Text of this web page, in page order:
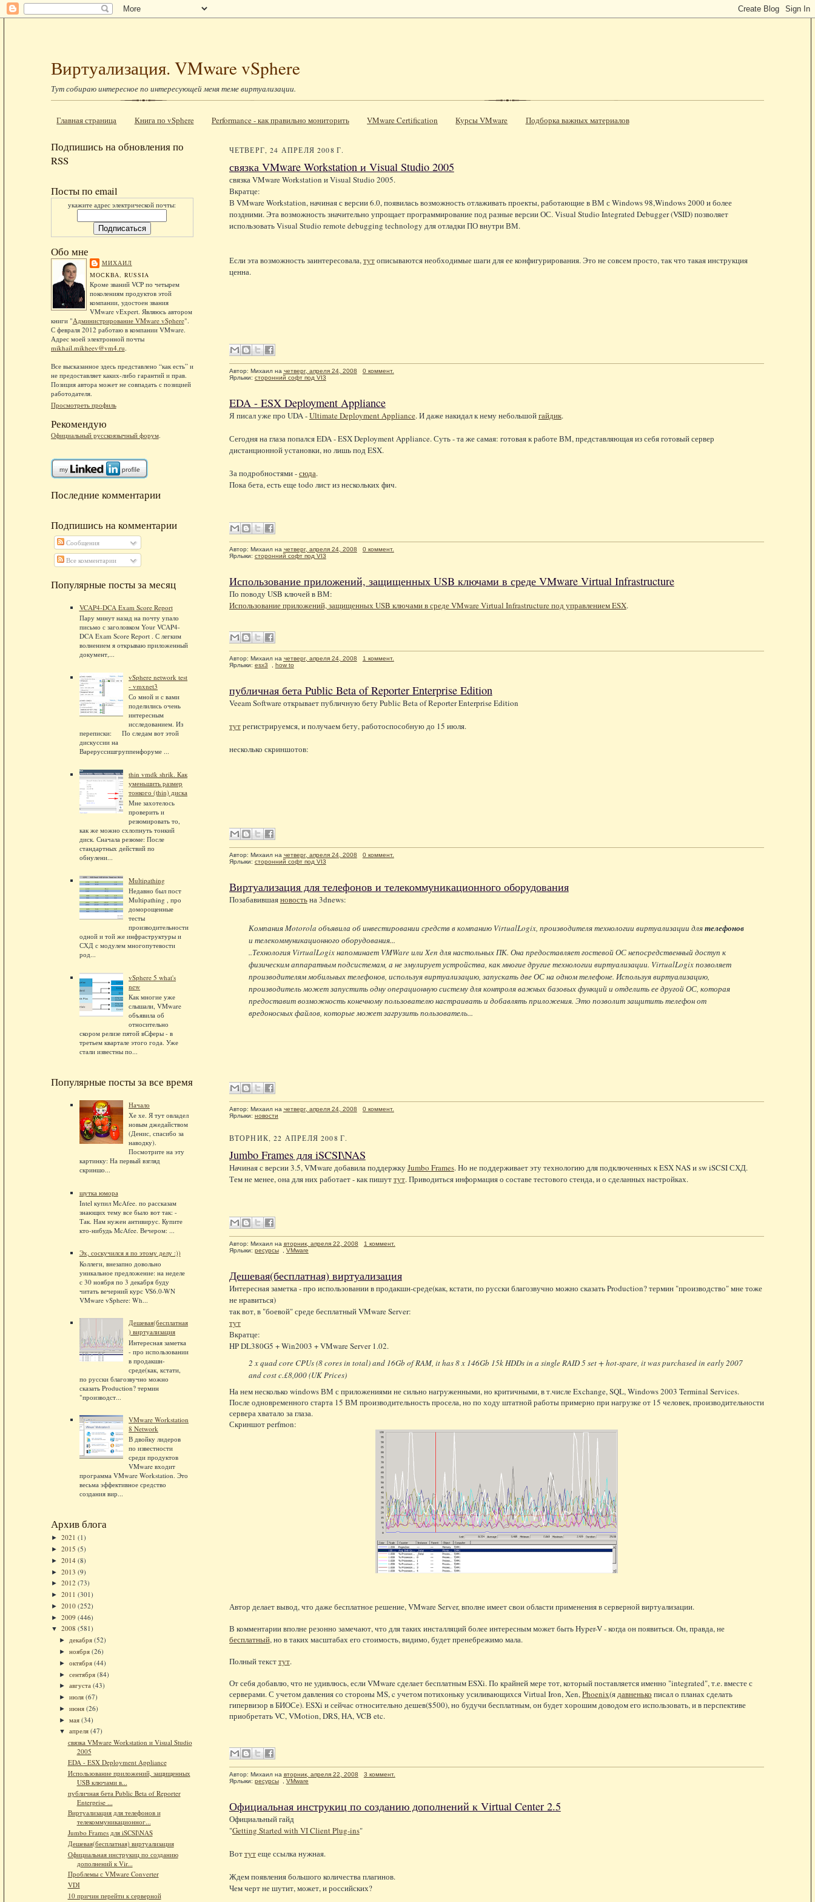
Виртуализация. VMware vSphere
Тут собираю интересное по интересующей меня теме виртуализации.
Главная страница Книга по vSphere Performance - как правильно мониторить VMware Certification Курсы VMware Подборка важных материалов
Подпишись на обновления по
RSS
Посты по email
укажите адрес электрической почты:
Обо мне
МИХАИЛ
МОСКВА, RUSSIA
Кроме званий VCP по четырем
поколениям продуктов этой
компании, удостоен звания
VMware vExpert. Являюсь автором
книги "Администрирование VMware vSphere".
С февраля 2012 работаю в компании VMware.
Адрес моей электронной почты
mikhail.mikheev@vm4.ru.
Все высказанное здесь представлено “как есть” и
не предоставляет каких-либо гарантий и прав.
Позиция автора может не совпадать с позицией
работодателя.
Просмотреть профиль
Рекомендую
Официальный русскоязычный форум.
Последние комментарии
Подпишись на комментарии
Сообщения
Все комментарии
Популярные посты за месяц
VCAP4-DCA Exam Score Report
Пару минут назад на почту упало
письмо с заголовком Your VCAP4-
DCA Exam Score Report . С легким
волнением я открываю приложенный
документ,...
vSphere network test
- vmxnet3
Со мной и с вами
поделились очень
интересным
исследованием. Из
переписки: По следам вот этой
дискуссии на
Вареруссишгруппенфоруме ...
thin vmdk shrik. Как
уменьшить размер
тонкого (thin) диска
Мне захотелось
проверить и
резюмировать то,
как же можно схлопнуть тонкий
диск. Сначала резюме: После
стандартных действий по
обнулени...
Multipathing
Недавно был пост
Multipathing , про
доморощенные
тесты
производительности
одной и той же инфраструктуры и
СХД с модулем многопутевости
род...
vSphere 5 what's
new
Как многие уже
слышали, VMware
объявила об
относительно
скором релизе пятой вСферы - в
третьем квартале этого года. Уже
стали известны по...
Популярные посты за все время
Начало
Хе хе. Я тут овладел
новым джедайством
(Денис, спасибо за
наводку).
Посмотрите на эту
картинку: На первый взгляд
скриншо...
шутка юмора
Intel купил McAfee. по рассказам
знающих тему все было вот так: -
Так. Нам нужен антивирус. Купите
кто-нибудь McAfee. Вечером: ...
Эх, соскучился я по этому делу :))
Коллеги, внезапно довольно
уникальное предложение: на неделе
с 30 ноября по 3 декабря буду
читать вечерний курс VS6.0-WN
VMware vSphere: Wh...
Дешевая(бесплатная
) виртуализация
Интересная заметка
- про использовании
в продакшн-
среде(как, кстати,
по русски благозвучно можно
сказать Production? термин
"производст...
VMware Workstation
8 Network
В двойку лидеров
по известности
среди продуктов
VMware входит
программа VMware Workstation. Это
весьма эффективное средство
создания вир...
Архив блога
► 2021 (1)
► 2015 (5)
► 2014 (8)
► 2013 (9)
► 2012 (73)
► 2011 (301)
► 2010 (252)
► 2009 (446)
▼ 2008 (581)
► декабря (52)
► ноября (26)
► октября (44)
► сентября (84)
► августа (43)
► июля (67)
► июня (26)
► мая (34)
▼ апреля (47)
связка VMware Workstation и Visual Studio
2005
EDA - ESX Deployment Appliance
Использование приложений, защищенных
USB ключами в...
публичная бета Public Beta of Reporter
Enterprise ...
Виртуализация для телефонов и
телекоммуникационног...
Jumbo Frames для iSCSI\NAS
Дешевая(бесплатная) виртуализация
Официальная инструкиц по созданию
дополнений к Vir...
Проблемы с VMware Converter
VDI
10 причин перейти к серверной
ЧЕТВЕРГ, 24 АПРЕЛЯ 2008 Г.
связка VMware Workstation и Visual Studio 2005
связка VMware Workstation и Visual Studio 2005.
Вкратце:
В VMware Workstation, начиная с версии 6.0, появилась возможность отлаживать проекты, работающие в ВМ с Windows 98,Windows 2000 и более
поздними. Эта возможность значительно упрощает программирование под разные версии ОС. Visual Studio Integrated Debugger (VSID) позволяет
использовать Visual Studio remote debugging technology для отладки ПО внутри ВМ.
Если эта возможность заинтересовала,тутописываются необходимые шаги для ее конфигурирования. Это не совсем просто, так что такая инструкция
ценна.
Автор: Михаил на четверг, апреля 24, 2008
0 коммент.
Ярлыки: сторонний софт под VI3
EDA - ESX Deployment Appliance
Я писал уже про UDA -Ultimate Deployment Appliance. И даже накидал к нему небольшойгайдик.
Сегодня на глаза попался EDA - ESX Deployment Appliance. Суть - та же самая: готовая к работе ВМ, представляющая из себя готовый сервер
дистанционной установки, но лишь под ESX.
За подробностями -сюда.
Пока бета, есть еще todo лист из нескольких фич.
Автор: Михаил на четверг, апреля 24, 2008
0 коммент.
Ярлыки: сторонний софт под VI3
Использование приложений, защищенных USB ключами в среде VMware Virtual Infrastructure
По поводу USB ключей в ВМ:
Использование приложений, защищенных USB ключами в среде VMware Virtual Infrastructure под управлением ESX.
Автор: Михаил на четверг, апреля 24, 2008
1 коммент.
Ярлыки: esx3 how to
публичная бета Public Beta of Reporter Enterprise Edition
Veeam Software открывает публичную бету Public Beta of Reporter Enterprise Edition
тутрегистрируемся, и получаем бету, работоспособную до 15 июля.
несколько скриншотов:
Автор: Михаил на четверг, апреля 24, 2008
0 коммент.
Ярлыки: сторонний софт под VI3
Виртуализация для телефонов и телекоммуникационного оборудования
Позабавившаяновостьна 3dnews:
Компания Motorola объявила об инвестировании средств в компанию VirtualLogix, производителя технологии виртуализации длятелефонов
и телекоммуникационного оборудования...
..Технология VirtualLogix напоминает VMWare или Xen для настольных ПК. Она предоставляет гостевой ОС непосредственный доступ к
физическим аппаратным подсистемам, а не эмулирует устройства, как многие другие технологии виртуализации. VirtualLogix позволяет
производителям мобильных телефонов, используя виртуализацию, запускать две ОС на одном телефоне. Используя виртуализацию,
производитель может запустить одну операционную систему для контроля важных базовых функций и отделить ее другой ОС, которая
предоставит возможность конечному пользователю настраивать и добавлять приложения. Это позволит защитить телефон от
вредоносных файлов, которые может загрузить пользователь...
Автор: Михаил на четверг, апреля 24, 2008
0 коммент.
Ярлыки: новости
ВТОРНИК, 22 АПРЕЛЯ 2008 Г.
Jumbo Frames для iSCSI\NAS
Начиная с версии 3.5,VMwareдобавила поддержкуJumbo Frames. Но не поддерживает эту технологию для подключенных кESXNASи swiSCSIСХД.
Тем не менее, она для них работает - как пишуттут. Приводиться информация о составе тестового стенда, и о сделанных настройках.
Автор: Михаил на вторник, апреля 22, 2008
1 коммент.
Ярлыки: ресурсы , VMware
Дешевая(бесплатная) виртуализация
Интересная заметка - про использовании в продакшн-среде(как, кстати, по русски благозвучно можно сказать Production? термин "производство" мне тоже
не нравиться)
так вот, в "боевой" среде бесплатный VMware Server:
тут
Вкратце:
HP DL380G5 + Win2003 + VMware Server 1.02.
2 x quad core CPUs (8 cores in total) and 16Gb of RAM, it has 8 x 146Gb 15k HDDs in a single RAID 5 set + hot-spare, it was purchased in early 2007
and cost c.£8,000 (UK Prices)
На нем несколько windows ВМ с приложениями не сильно нагруженными, но критичными, в т.числе Exchange, SQL, Windows 2003 Terminal Services.
После одновременного старта 15 ВМ производительность просела, но по ходу штатной работы примерно при нагрузке от 15 человек, производительности
сервера хватало за глаза.
Скриншот perfmon:
Автор делает вывод, что даже бесплатное решение, VMware Server, вполне имеет свои области применения в серверной виртуализации.
В комментарии вполне резонно замечают, что для таких инсталляций более интересным может быть Hyper-V - когда он появиться. Он, правда, не
бесплатный, но в таких масштабах его стоимость, видимо, будет пренебрежимо мала.
Полный тексттут.
От себя добавлю, что не удивлюсь, если VMware сделает бесплатным ESXi. По крайней мере тот, который поставляется именно "integrated", т.е. вместе с
серверами. С учетом давления со стороны MS, c учетом потихоньку усиливающихся Virtual Iron, Xen,Phoenix(ядавненько писал о планах сделать
гипервизор в БИОСе). ESXi и сейчас относительно дешев($500), но будучи бесплатным, он будет хорошим доводом его использовать, и в перспективе
приобретать VC, VMotion, DRS, HA, VCB etc.
Автор: Михаил на вторник, апреля 22, 2008
3 коммент.
Ярлыки: ресурсы VMware
Официальная инструкиц по созданию дополнений к Virtual Center 2.5
Официальный гайд
"Getting Started with VI Client Plug-ins"
Воттутеще ссылка нужная.
Ждем появления большого количества плагинов.
Чем черт не шутит, может, и российских?